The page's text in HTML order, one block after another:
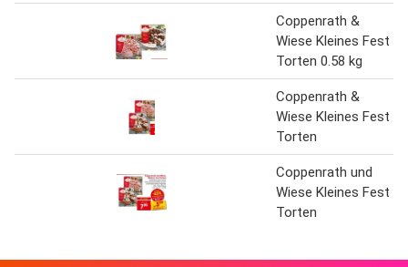
Coppenrath &
Wiese Kleines Fest
Torten 0.58 kg
Coppenrath &
Wiese Kleines Fest
Torten
Coppenrath und
Wiese Kleines Fest
Torten